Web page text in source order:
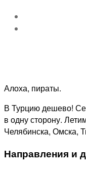
Алоха, пираты.
В Турцию дешево!
в одну сторону.
Челябинска, Омска,
Направления и